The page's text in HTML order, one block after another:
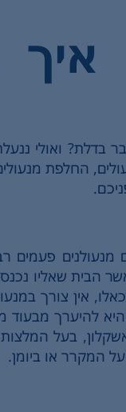
ואולי
החלפת מנעולים
מנעולנים פעמים
שאליו
אין צורך
להיערך מבעוד
בעל המלצות
המקרר או ביומן.